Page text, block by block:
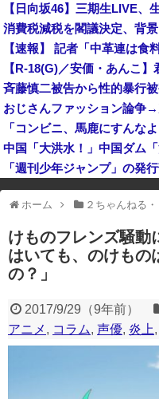
【画像】あのちゃん、なん
【日向坂46】三期生LIVE、
「週刊少年ジャンプ」の発
※アドブロック等の広告非表示プ
一部のコンテンツが表示されな
たりする場合があります。
ホーム ２ちゃんねる
けものフレンズ騒動
はいても、のけもの
の？」
2017/9/29 （9年前）
アニメ , コラム, 声優, 炎上,